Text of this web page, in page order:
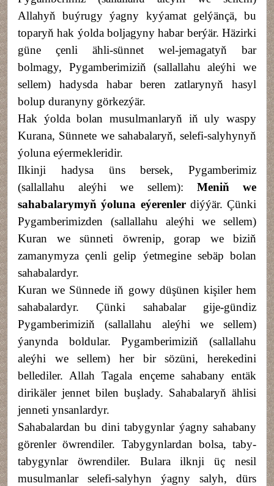
Allahyň buýrugy ýagny kyýamat gelýänçä, bu
toparyň hak ýolda boljagyny habar berýär. Häzirki
güne çenli ähli-sünnet wel-jemagatyň bar
bolmagy, Pygamberimiziň (sallallahu aleýhi we
sellem) hadysda habar beren zatlarynyň hasyl
bolup duranyny görkezýär.
Hak ýolda bolan musulmanlaryň iň uly waspy
Kurana, Sünnete we sahabalaryň, selefi-salyhynyň
ýoluna eýermekleridir.
Ilkinji hadysa üns bersek, Pygamberimiz
(sallallahu aleýhi we sellem): Meniň we
sahabalarymyň ýoluna eýerenler diýýär. Çünki
Pygamberimizden (sallallahu aleýhi we sellem)
Kuran we sünneti öwrenip, gorap we biziň
zamanymyza çenli gelip ýetmegine sebäp bolan
sahabalardyr.
Kuran we Sünnede iň gowy düşünen kişiler hem
sahabalardyr. Çünki sahabalar gije-gündiz
Pygamberimiziň (sallallahu aleýhi we sellem)
ýanynda boldular. Pygamberimiziň (sallallahu
aleýhi we sellem) her bir sözüni, herekedini
bellediler. Allah Tagala ençeme sahabany entäk
dirikäler jennet bilen buşlady. Sahabalaryň ählisi
jenneti ynsanlardyr.
Sahabalardan bu dini tabygynlar ýagny sahabany
görenler öwrendiler. Tabygynlardan bolsa, taby-
tabygynlar öwrendiler. Bulara ilknji üç nesil
musulmanlar selefi-salyhyn ýagny salyh, dürs